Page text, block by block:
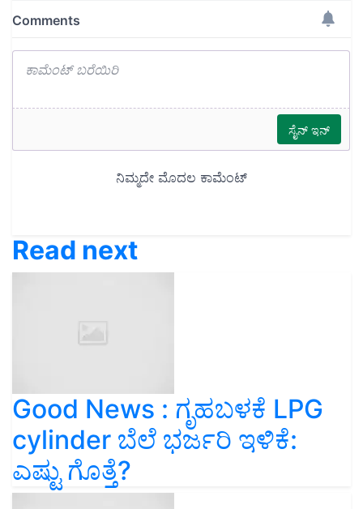
Read next
Good News : ಗೃಹಬಳಕೆ LPG
cylinder ಬೆಲೆ ಭರ್ಜರಿ ಇಳಿಕೆ:
ಎಷ್ಟು ಗೊತ್ತೆ?